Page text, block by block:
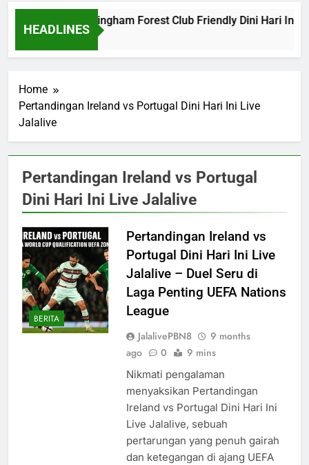
HEADLINES
Barcelona vs Nottingham Forest Club Friendly Dini Hari Ini
6 Hours Ago
Home
Pertandingan Ireland vs Portugal Dini Hari Ini Live
Jalalive
Pertandingan Ireland vs Portugal
Dini Hari Ini Live Jalalive
BERITA
Pertandingan Ireland vs
Portugal Dini Hari Ini Live
Jalalive – Duel Seru di
Laga Penting UEFA Nations
League
JalalivePBN8
9 months
ago
0 9 mins
Nikmati pengalaman
menyaksikan Pertandingan
Ireland vs Portugal Dini Hari Ini
Live Jalalive, sebuah
pertarungan yang penuh gairah
dan ketegangan di ajang UEFA